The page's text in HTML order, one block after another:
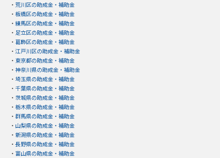
・ 荒川区の助成金・補助金
・ 板橋区の助成金・補助金
・ 練馬区の助成金・補助金
・ 足立区の助成金・補助金
・ 葛飾区の助成金・補助金
・ 江戸川区の助成金・補助金
・ 東京都の助成金・補助金
・ 神奈川県の助成金・補助金
・ 埼玉県の助成金・補助金
・ 千葉県の助成金・補助金
・ 茨城県の助成金・補助金
・ 栃木県の助成金・補助金
・ 群馬県の助成金・補助金
・ 山梨県の助成金・補助金
・ 新潟県の助成金・補助金
・ 長野県の助成金・補助金
・ 富山県の助成金・補助金